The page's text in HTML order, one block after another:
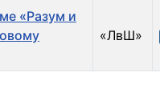
«Разум и
«ЛвШ»